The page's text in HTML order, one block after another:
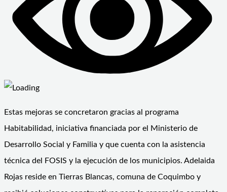
Estas mejoras se concretaron gracias al programa
Habitabilidad, iniciativa financiada por el Ministerio de
Desarrollo Social y Familia y que cuenta con la asistencia
técnica del FOSIS y la ejecución de los municipios. Adelaida
Rojas reside en Tierras Blancas, comuna de Coquimbo y